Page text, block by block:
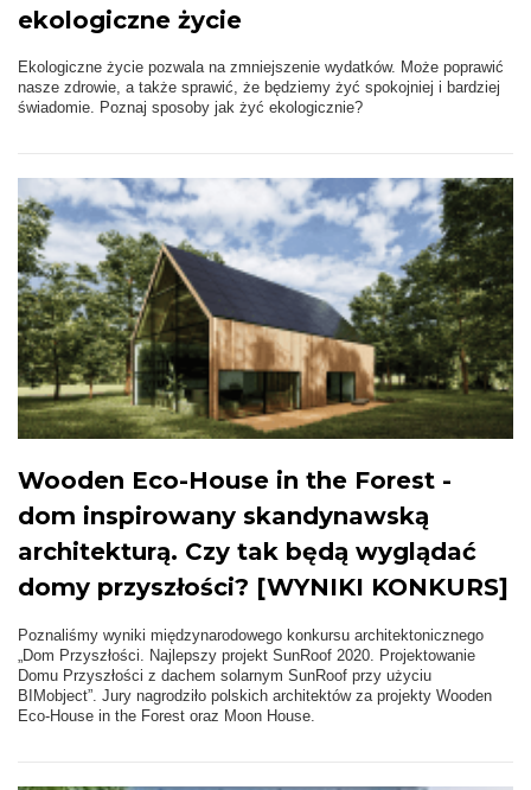
ekologiczne życie
Ekologiczne życie pozwala na zmniejszenie wydatków. Może poprawić
nasze zdrowie, a także sprawić, że będziemy żyć spokojniej i bardziej
świadomie. Poznaj sposoby jak żyć ekologicznie?
Wooden Eco-House in the Forest -
dom inspirowany skandynawską
architekturą. Czy tak będą wyglądać
domy przyszłości? [WYNIKI KONKURS]
Poznaliśmy wyniki międzynarodowego konkursu architektonicznego
„Dom Przyszłości. Najlepszy projekt SunRoof 2020. Projektowanie
Domu Przyszłości z dachem solarnym SunRoof przy użyciu
BIMobject”. Jury nagrodziło polskich architektów za projekty Wooden
Eco-House in the Forest oraz Moon House.